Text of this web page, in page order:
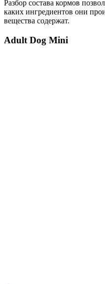
Разбор состава кормов
каких ингредиентов они
вещества содержат.
Adult Dog Mini